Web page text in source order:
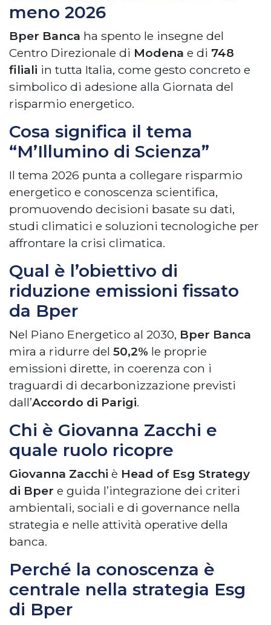
meno 2026
Bper Banca ha spento le insegne del
Centro Direzionale di Modena e di 748
filiali in tutta Italia, come gesto concreto e
simbolico di adesione alla Giornata del
risparmio energetico.
Cosa significa il tema
“M’Illumino di Scienza”
Il tema 2026 punta a collegare risparmio
energetico e conoscenza scientifica,
promuovendo decisioni basate su dati,
studi climatici e soluzioni tecnologiche per
affrontare la crisi climatica.
Qual è l’obiettivo di
riduzione emissioni fissato
da Bper
Nel Piano Energetico al 2030, Bper Banca
mira a ridurre del 50,2% le proprie
emissioni dirette, in coerenza con i
traguardi di decarbonizzazione previsti
dall’Accordo di Parigi.
Chi è Giovanna Zacchi e
quale ruolo ricopre
Giovanna Zacchi è Head of Esg Strategy
di Bper e guida l’integrazione dei criteri
ambientali, sociali e di governance nella
strategia e nelle attività operative della
banca.
Perché la conoscenza è
centrale nella strategia Esg
di Bper